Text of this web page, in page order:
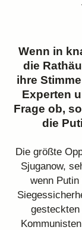
Wenn in
die
ihre
Experten
Frage ob,
die
Die größte
Sjuganow,
wenn